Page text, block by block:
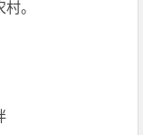
。